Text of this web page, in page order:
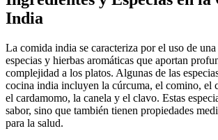
India
La comida india se caracteriza por el uso de
especias y hierbas aromáticas que aportan
complejidad a los platos. Algunas de las
cocina india incluyen la cúrcuma, el comino, el
el cardamomo, la canela y el clavo. Estas
sabor, sino que también tienen propiedades
para la salud.